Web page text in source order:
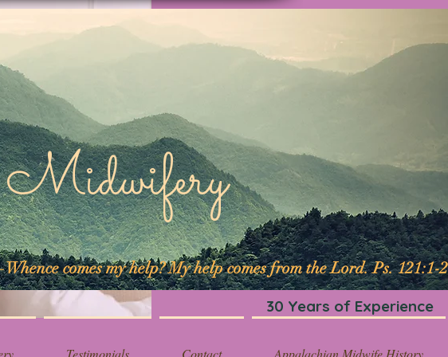
comes my help? My help comes from the Lord. Ps. 121:1-2
30 Years of Experience
Testimonials Contact Appalachian Midwife History